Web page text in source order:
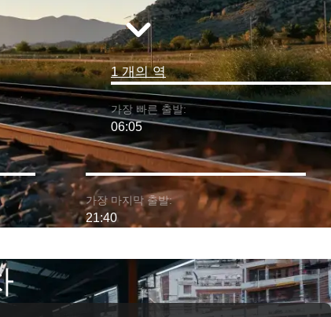
1 개의 역
가장 빠른 출발:
06:05
가장 마지막 출발:
21:40